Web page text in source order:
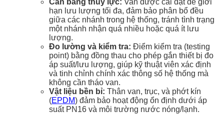
Cân bằng thủy lực: Van được cài đặt để giới
hạn lưu lượng tối đa, đảm bảo phân bổ đều
giữa các nhánh trong hệ thống, tránh tình trạng
một nhánh nhận quá nhiều hoặc quá ít lưu
lượng.
Đo lường và kiểm tra: Điểm kiểm tra (testing
point) bằng đồng thau cho phép gắn thiết bị đo
áp suất/lưu lượng, giúp kỹ thuật viên xác định
và tinh chỉnh chính xác thông số hệ thống mà
không cần tháo van.
Vật liệu bền bỉ: Thân van, trục, và phớt kín
(EPDM) đảm bảo hoạt động ổn định dưới áp
suất PN16 và môi trường nước nóng/lạnh.